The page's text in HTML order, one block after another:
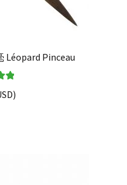
Léopard Pinceau
)